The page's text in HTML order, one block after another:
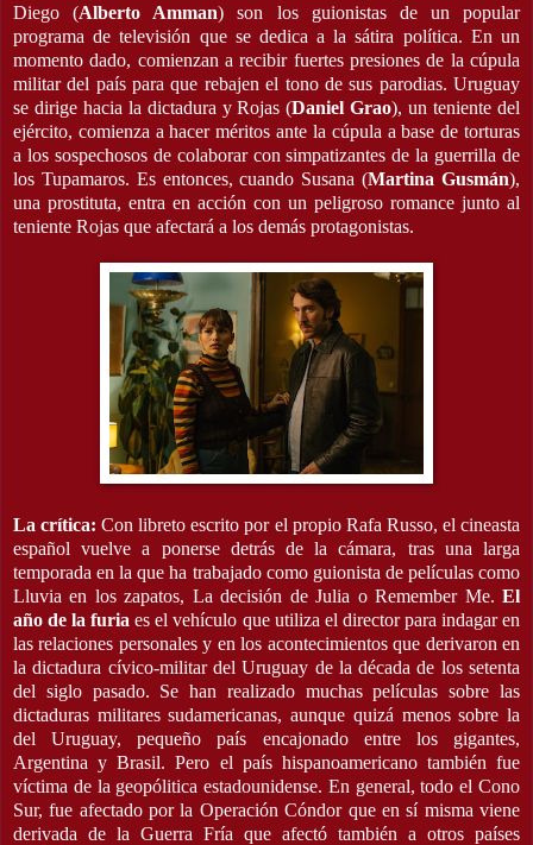
Diego (Alberto Amman) son los guionistas de un popular
programa de televisión que se dedica a la sátira política. En un
momento dado, comienzan a recibir fuertes presiones de la cúpula
militar del país para que rebajen el tono de sus parodias. Uruguay
se dirige hacia la dictadura y Rojas (Daniel Grao), un teniente del
ejército, comienza a hacer méritos ante la cúpula a base de torturas
a los sospechosos de colaborar con simpatizantes de la guerrilla de
los Tupamaros. Es entonces, cuando Susana (Martina Gusmán),
una prostituta, entra en acción con un peligroso romance junto al
teniente Rojas que afectará a los demás protagonistas.
La crítica: Con libreto escrito por el propio Rafa Russo, el cineasta
español vuelve a ponerse detrás de la cámara, tras una larga
temporada en la que ha trabajado como guionista de películas como
Lluvia en los zapatos, La decisión de Julia o Remember Me. El
año de la furiaes el vehículo que utiliza el director para indagar en
las relaciones personales y en los acontecimientos que derivaron en
la dictadura cívico-militar del Uruguay de la década de los setenta
del siglo pasado. Se han realizado muchas películas sobre las
dictaduras militares sudamericanas, aunque quizá menos sobre la
del Uruguay, pequeño país encajonado entre los gigantes,
Argentina y Brasil. Pero el país hispanoamericano también fue
víctima de la geopólitica estadounidense. En general, todo el Cono
Sur, fue afectado por la Operación Cóndor que en sí misma viene
derivada de la Guerra Fría que afectó también a otros países